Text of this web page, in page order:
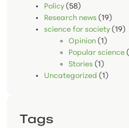
Policy (58)
Research news (19)
science for society (19)
Opinion (1)
Popular science
Stories (1)
Uncategorized (1)
Tags